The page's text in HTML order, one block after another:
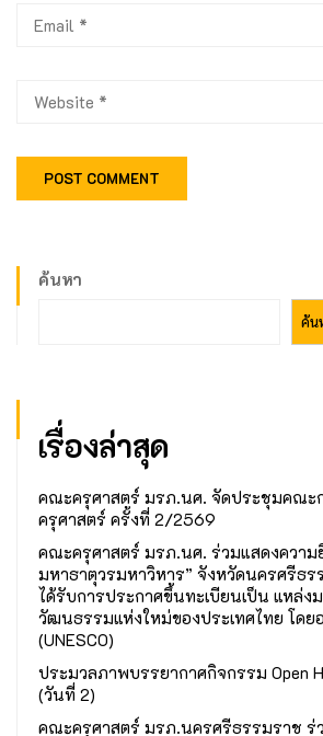
ค้นหา
ค้น
เรื่องล่าสุด
คณะครุศาสตร์ มรภ.นศ. จัดประชุมคณะ
ครุศาสตร์ ครั้งที่ 2/2569
คณะครุศาสตร์ มรภ.นศ. ร่วมแสดงความ
มหาธาตุวรมหาวิหาร” จังหวัดนครศรีธร
ได้รับการประกาศขึ้นทะเบียนเป็น แหล่ง
วัฒนธรรมแห่งใหม่ของประเทศไทย โดย
(UNESCO)
ประมวลภาพบรรยากาศกิจกรรม Open
(วันที่ 2)
คณะครุศาสตร์ มรภ.นครศรีธรรมราช ร่ว